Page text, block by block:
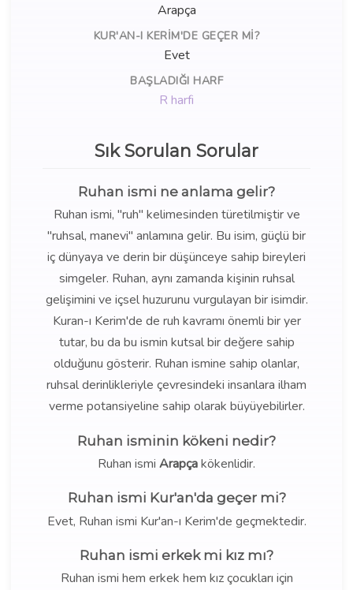
Arapça
KUR'AN-I KERIM'DE GEÇER MI?
Evet
BAŞLADIĞI HARF
R harfi
Sık Sorulan Sorular
Ruhan ismi ne anlama gelir?
Ruhan ismi, "ruh" kelimesinden türetilmiştir ve
"ruhsal, manevi" anlamına gelir. Bu isim, güçlü bir
iç dünyaya ve derin bir düşünceye sahip bireyleri
simgeler. Ruhan, aynı zamanda kişinin ruhsal
gelişimini ve içsel huzurunu vurgulayan bir isimdir.
Kuran-ı Kerim'de de ruh kavramı önemli bir yer
tutar, bu da bu ismin kutsal bir değere sahip
olduğunu gösterir. Ruhan ismine sahip olanlar,
ruhsal derinlikleriyle çevresindeki insanlara ilham
verme potansiyeline sahip olarak büyüyebilirler.
Ruhan isminin kökeni nedir?
Ruhan ismi Arapçakökenlidir.
Ruhan ismi Kur'an'da geçer mi?
Evet, Ruhan ismi Kur'an-ı Kerim'de geçmektedir.
Ruhan ismi erkek mi kız mı?
Ruhan ismi hem erkek hem kız çocukları için